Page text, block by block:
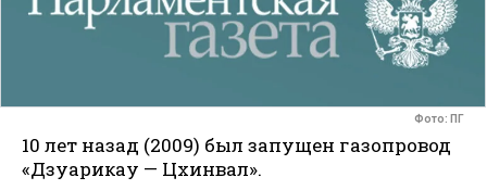
Фото: ПГ
10 лет назад (2009) был запущен газопровод
«Дзуарикау — Цхинвал».